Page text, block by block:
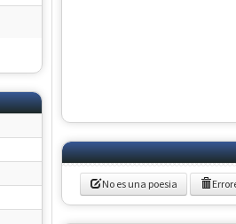
No es una poesia